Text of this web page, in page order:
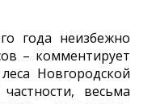
года неизбежно
– комментирует
Новгородской
весьма